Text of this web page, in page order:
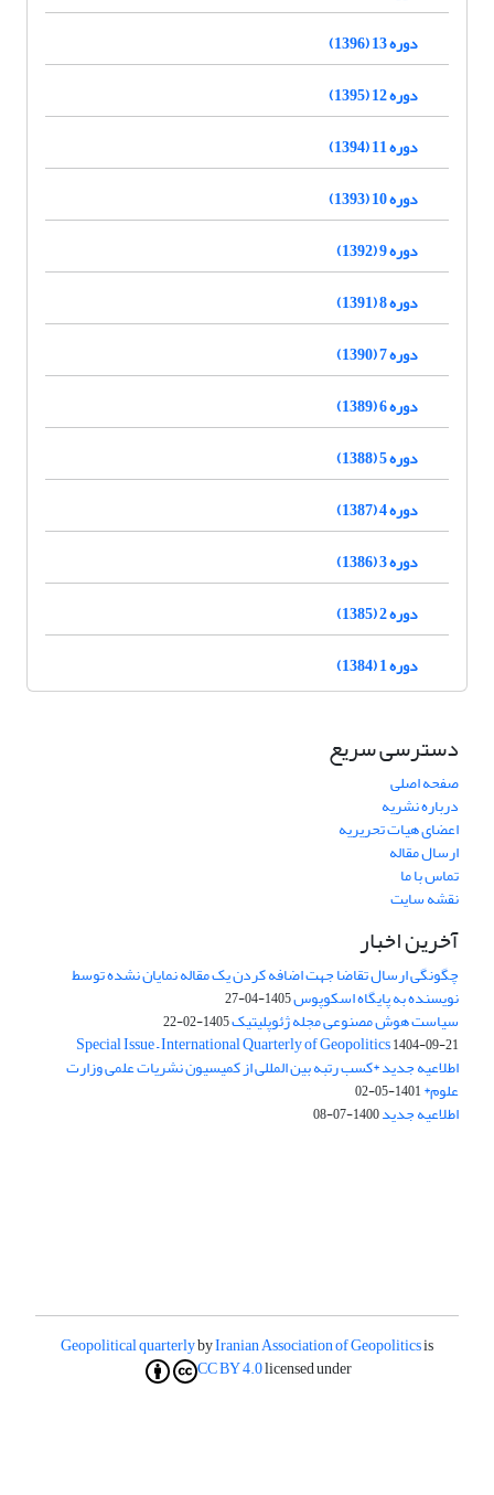
دوره 13 (1396)
دوره 12 (1395)
دوره 11 (1394)
دوره 10 (1393)
دوره 9 (1392)
دوره 8 (1391)
دوره 7 (1390)
دوره 6 (1389)
دوره 5 (1388)
دوره 4 (1387)
دوره 3 (1386)
دوره 2 (1385)
دوره 1 (1384)
دسترسی سریع
صفحه اصلی
درباره نشریه
اعضای هیات تحریریه
ارسال مقاله
تماس با ما
نقشه سایت
آخرین اخبار
چگونگی ارسال تقاضا جهت اضافه کردن یک مقاله نمایان نشده توسط
نویسنده به پایگاه اسکوپوس1405-04-27
سیاست هوش مصنوعی مجله ژئوپلیتیک1405-02-22
Special Issue – International Quarterly of Geopolitics1404-09-21
اطلاعیه جدید *کسب رتبه بین المللی از کمیسیون نشریات علمی وزارت
علوم*1401-05-02
اطلاعیه جدید1400-07-08
Geopolitical quarterlybyIranian Association of Geopoliticsis
licensed under
CC BY 4.0